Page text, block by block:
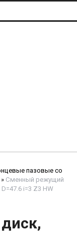
пазовые со
» Сменный режущий
i=3 Z3 HW